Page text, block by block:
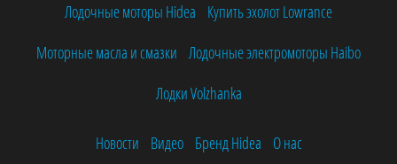
Лодочные моторы Hidea
Купить эхолот Lowrance
Моторные масла и смазки Лодочные электромоторы Haibo
Лодки Volzhanka
Новости Видео Бренд Hidea О нас